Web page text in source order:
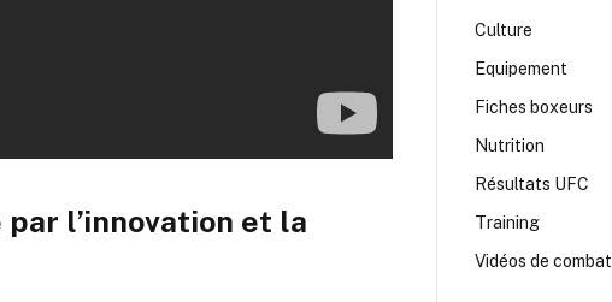
l’innovation et la
Culture
Equipement
Fiches boxeurs
Nutrition
Résultats UFC
Training
Vidéos de combat